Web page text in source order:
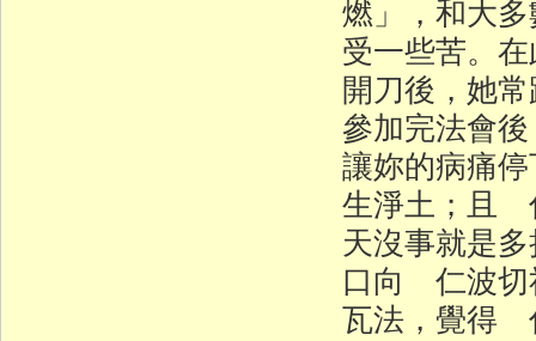
燃」，和大
受一些苦。
開刀後，她
參加完法會
讓妳的病痛
生淨土；且
天沒事就是
口向 仁波切
瓦法，覺得